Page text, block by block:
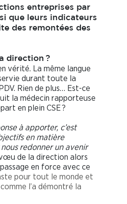
entreprises par
que leurs indicateurs
des remontées des
direction ?
vérité. La même langue
durant toute la
Rien de plus… Est-ce
la médecin rapporteuse
en plein CSE ?
à apporter, c’est
en matière
nous redonner un avenir
vœu de la direction alors
en force avec ce
pour tout le monde et
l’a démontré la